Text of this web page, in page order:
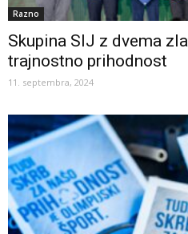
Razno
Skupina SIJ z dvema
trajnostno prihodnost
11. septembra, 2024